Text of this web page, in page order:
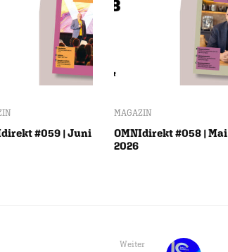
#059 | Juni
MAGAZIN
OMNIdirekt #058 | Mai
2026
Weiter